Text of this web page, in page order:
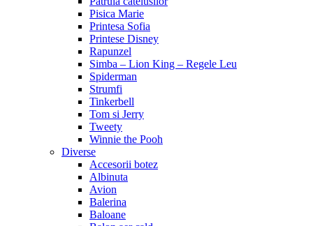
Pisica Marie
Printesa Sofia
Printese Disney
Rapunzel
Simba – Lion King – Regele Leu
Spiderman
Strumfi
Tinkerbell
Tom si Jerry
Tweety
Winnie the Pooh
Diverse
Accesorii botez
Albinuta
Avion
Balerina
Baloane